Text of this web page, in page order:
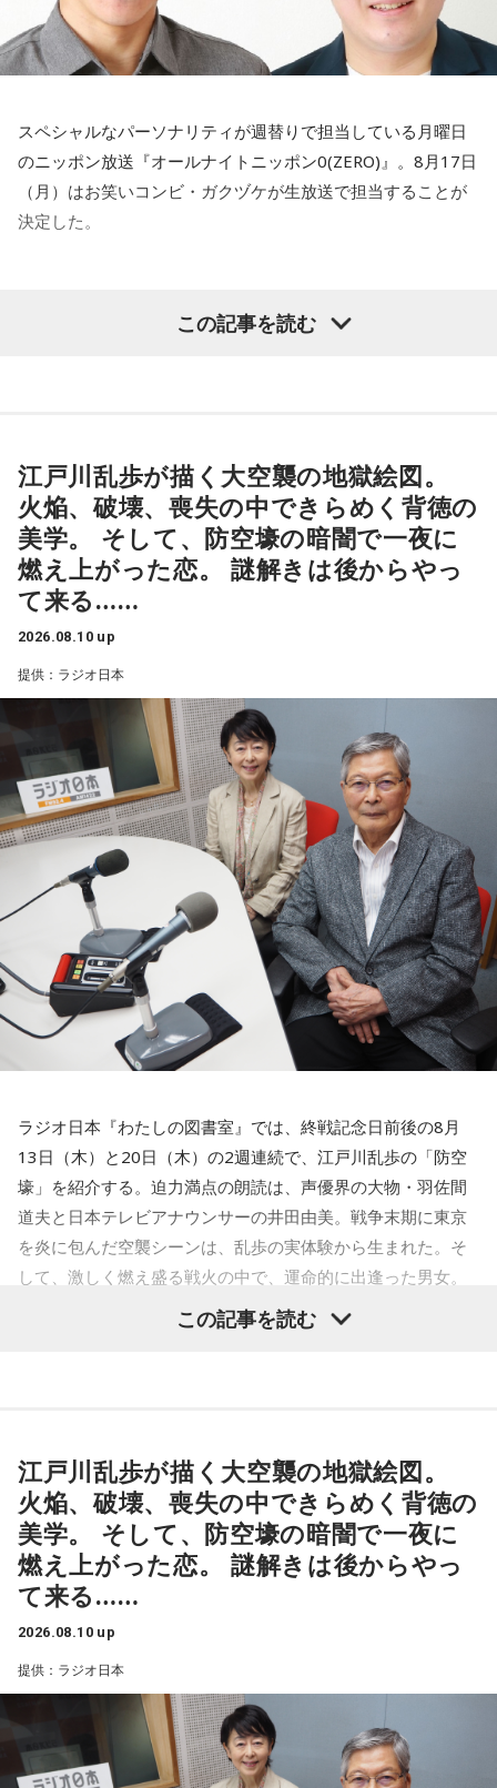
だけで何時間も盛り上がれたという、学生時代の空気がその
まま戻ってきたような時間だったそうです☆
たサッカーの集まりで、なんと中学生の頃に所属していたフ
ットサルチーム、シュライカー大阪時代のチームメイトと偶
然再会！当時の思い出話に花が咲いたのはもちろん、颯太氏
の活動をずっと見てくれていたことも知り、「めちゃくちゃ
颯太氏の青春の思い出が重なった今夜のDYFF。
東海道新幹線の車内で聴くことができるTALKコンテンツ。
JR東海×FM802「DESIGN YOUR FANTASTIC FUTURE」
FUN!FUN!FLOWER with FANTASTICS
ゲストに澤本夏輝さんを迎えた#3が8/13(木)まで配信中で
す！
新幹線移動中の耳のお供に♪
詳細はこちらから
スペシャルなパーソナリティが週替りで担当している月曜日
のニッポン放送『オールナイトニッポン0(ZERO)』。8月17日
（月）はお笑いコンビ・ガクヅケが生放送で担当することが
決定した。
悪さが芸人界でも有名な木田と、芸人界でもその実態を誰に
間30分の生放送で彼らの本当の姿が明らかになるのか、注目
だ。
番組では、コーナーへのメールを募集予定。メールの宛先は
gk@allnightnippon.com。詳しくはオールナイトニッポン公
式Xにて。
『ガクヅケのオールナイトニッポン0(ZERO)』は、8月17日
（月）27時からニッポン放送を含む全国ネットで生放送。ラ
ジオ・radikoを使って聴けるほか、radikoのエリアフリー機
能を使えば全国どこからでも聴くことができる。
■ガクヅケ コメント
『三四郎のオールナイトニッポン0 年越し初笑いSP』の優勝
特番の話が半年以上なかったのでもう忘れられてるのかと思
ってましたが、「満を持して」たんですね。僕も借りていた
物を長いこと返し忘れていたときとかに「満を持して…」って
使っていこうと思います。満を持していただいたからには本
ます！
【木田】
初めまして。マセキ芸能社でお笑いをやってます、ガクヅケ
と申します。ガクヅケを知らないあなたに（ガクヅケってお
もしろいやん）と思ってもらうために、マイクの前で最高の
パフォーマンスを披露したいと思います。そんな場を与えて
■番組タイトル：『ガクヅケのオールナイトニッポン
0(ZERO)』
■放送日時：2026年8月17日（月）27時～28時30分
■パーソナリティ：ガクヅケ
■メールアドレス：
■番組X：@Ann_Since1967
■番組ハッシュタグ：#ガクヅケANN0
◆この番組は、radikoのタイムフリー機能で、放送1週間後ま
で聴くことができる。
この記事を読む
江戸川乱歩が描く大空襲の地獄絵図。
火焔、破壊、喪失の中できらめく背徳の
美学。 そして、防空壕の暗闇で一夜に
燃え上がった恋。 謎解きは後からやっ
て来る……
2026.08.10 up
提供：ラジオ日本
ラジオ日本『わたしの図書室』では、終戦記念日前後の8月
13日（木）と20日（木）の2週連続で、江戸川乱歩の「防空
壕」を紹介する。迫力満点の朗読は、声優界の大物・羽佐間
道夫と日本テレビアナウンサーの井田由美。戦争末期に東京
を炎に包んだ空襲シーンは、乱歩の実体験から生まれた。そ
して、激しく燃え盛る戦火の中で、運命的に出逢った男女。
全編に乱歩独特のエロティシズムと背徳の美学が炸裂する。
この記事を読む
江戸川乱歩が描く大空襲の地獄絵図。
火焔、破壊、喪失の中できらめく背徳の
美学。 そして、防空壕の暗闇で一夜に
燃え上がった恋。 謎解きは後からやっ
て来る……
2026.08.10 up
提供：ラジオ日本